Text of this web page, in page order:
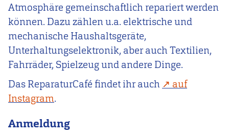
Atmosphäre gemeinschaftlich repariert werden
können. Dazu zählen u.a. elektrische und
mechanische Haushaltsgeräte,
Unterhaltungselektronik, aber auch Textilien,
Fahrräder, Spielzeug und andere Dinge.
Das ReparaturCafé findet ihr auch
auf
Instagram.
Anmeldung